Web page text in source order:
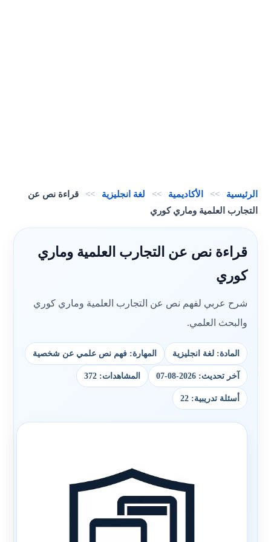
الرئيسية >> الأكاديمية >> لغة انجليزية >>
قراءة نص عن
التجارب العلمية وماري كوري
قراءة نص عن التجارب العلمية وماري
كوري
شرح عربي لفهم نص عن التجارب العلمية وماري كوري
والبحث العلمي.
المادة: لغة انجليزية المهارة: فهم نص علمي عن شخصية
آخر تحديث: 2026-08-07 المشاهدات: 372
أسئلة تدريبية: 22